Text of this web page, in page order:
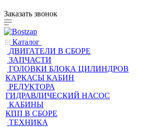
Заказать звонок
Каталог
ДВИГАТЕЛИ В СБОРЕ
ЗАПЧАСТИ
ГОЛОВКИ БЛОКА ЦИЛИНДРОВ
КАРКАСЫ КАБИН
РЕДУКТОРА
ГИДРАВЛИЧЕСКИЙ НАСОС
КАБИНЫ
КПП В СБОРЕ
ТЕХНИКА